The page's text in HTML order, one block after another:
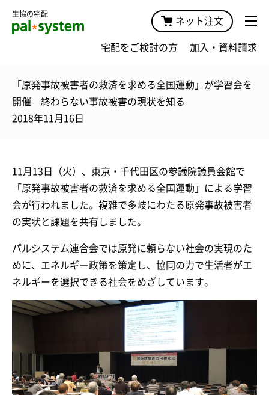
生協の宅配
ネット注文
宅配をご検討の方 加入・資料請求
「原発事故被害者の救済を求める全国運動」が学習会を
開催 終わらない事故被害の現状を知る
2018年11月16日
11月13日（火）、東京・千代田区の参議院議員会館で
「原発事故被害者の救済を求める全国運動」による学習
会が行われました。複雑で多岐にわたる原発事故被害者
の実状と課題を共有しました。
パルシステム連合会では原発に頼らない社会の実現のた
めに、エネルギー政策を策定し、協同の力で生活者がエ
ネルギーを選択できる社会をめざしています。